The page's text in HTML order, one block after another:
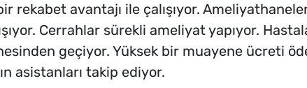
rekabet avantajı ile çalışıyor.
Cerrahlar sürekli ameliyat yapıyor.
geçiyor. Yüksek bir muayene ücreti
asistanları takip ediyor.